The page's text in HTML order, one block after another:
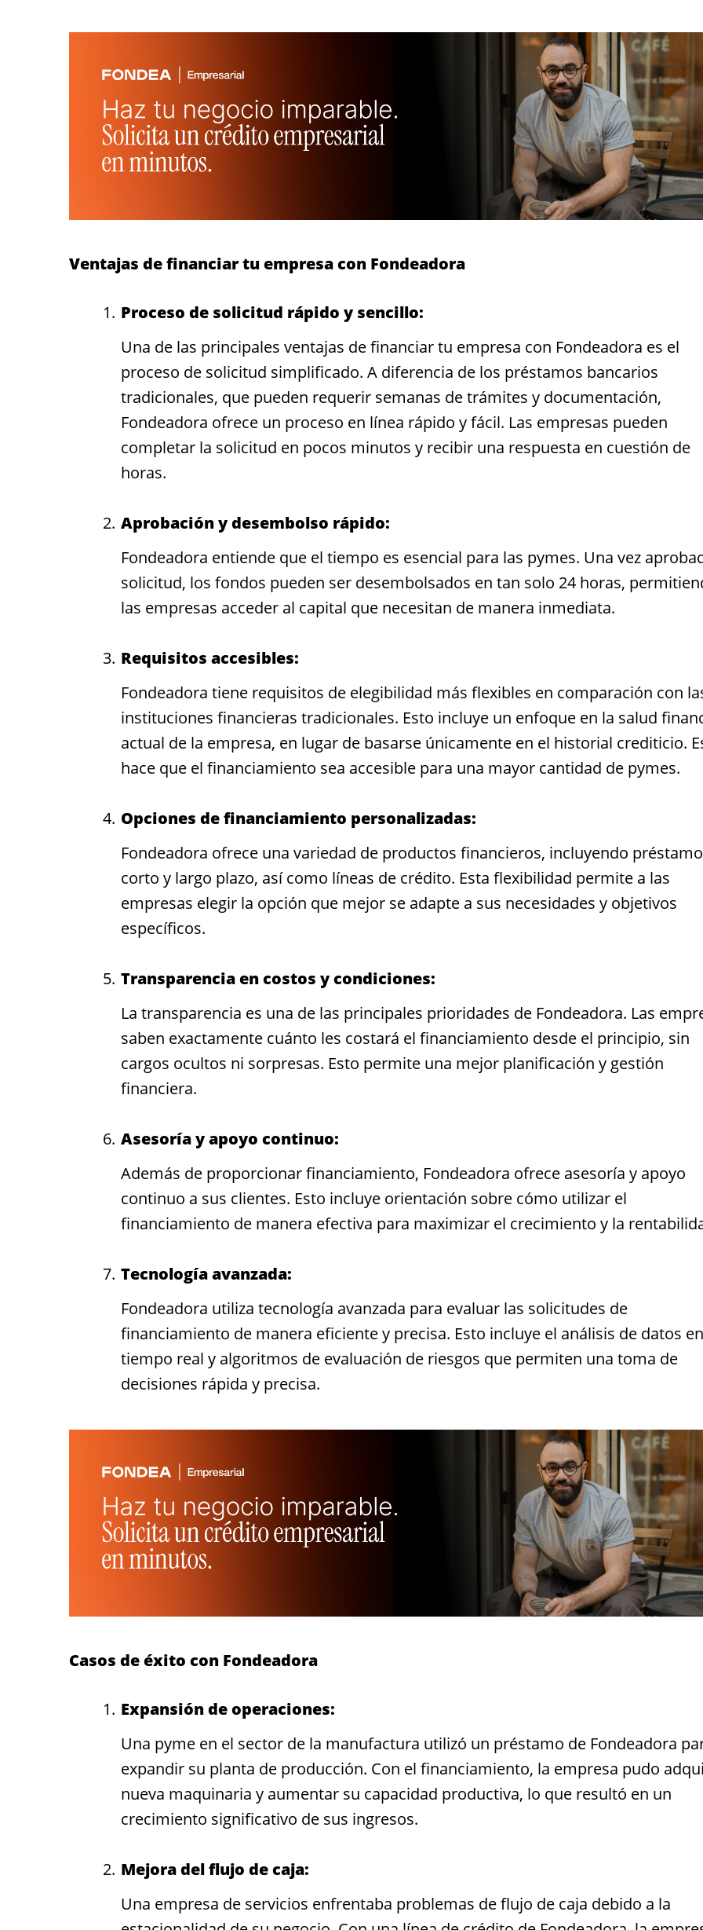
Ventajas de financiar tu empresa con Fondeadora
Proceso de solicitud rápido y sencillo:
Una de las principales ventajas de financiar tu empresa con Fondeadora es el
proceso de solicitud simplificado. A diferencia de los préstamos bancarios
tradicionales, que pueden requerir semanas de trámites y documentación,
Fondeadora ofrece un proceso en línea rápido y fácil. Las empresas pueden
completar la solicitud en pocos minutos y recibir una respuesta en cuestión de
horas.
Aprobación y desembolso rápido:
Fondeadora entiende que el tiempo es esencial para las pymes. Una vez
solicitud, los fondos pueden ser desembolsados en tan solo 24 horas,
las empresas acceder al capital que necesitan de manera inmediata.
Requisitos accesibles:
Fondeadora tiene requisitos de elegibilidad más flexibles en comparación con
instituciones financieras tradicionales. Esto incluye un enfoque en la salud
actual de la empresa, en lugar de basarse únicamente en el historial crediticio.
hace que el financiamiento sea accesible para una mayor cantidad de pymes.
Opciones de financiamiento personalizadas:
Fondeadora ofrece una variedad de productos financieros, incluyendo
corto y largo plazo, así como líneas de crédito. Esta flexibilidad permite a las
empresas elegir la opción que mejor se adapte a sus necesidades y objetivos
específicos.
Transparencia en costos y condiciones:
La transparencia es una de las principales prioridades de Fondeadora. Las
saben exactamente cuánto les costará el financiamiento desde el principio, sin
cargos ocultos ni sorpresas. Esto permite una mejor planificación y gestión
financiera.
Asesoría y apoyo continuo:
Además de proporcionar financiamiento, Fondeadora ofrece asesoría y apoyo
continuo a sus clientes. Esto incluye orientación sobre cómo utilizar el
financiamiento de manera efectiva para maximizar el crecimiento y la
Tecnología avanzada:
Fondeadora utiliza tecnología avanzada para evaluar las solicitudes de
financiamiento de manera eficiente y precisa. Esto incluye el análisis de datos en
tiempo real y algoritmos de evaluación de riesgos que permiten una toma de
decisiones rápida y precisa.
Casos de éxito con Fondeadora
Expansión de operaciones:
Una pyme en el sector de la manufactura utilizó un préstamo de Fondeadora
expandir su planta de producción. Con el financiamiento, la empresa pudo
nueva maquinaria y aumentar su capacidad productiva, lo que resultó en un
crecimiento significativo de sus ingresos.
Mejora del flujo de caja:
Una empresa de servicios enfrentaba problemas de flujo de caja debido a la